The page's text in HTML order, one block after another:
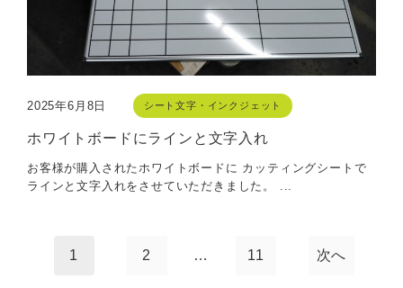
2025年6月8日 シート文字・インクジェット
ホワイトボードにラインと文字入れ
お客様が購入されたホワイトボードに カッティングシートで
ラインと文字入れをさせていただきました。 ...
1 2 … 11 次へ